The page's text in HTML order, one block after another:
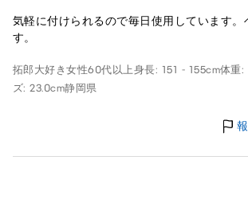
気軽に付けられるので毎日使用しています。
す。
拓郎大好き女性60代以上身長: 151 - 155cm体重:
ズ: 23.0cm静岡県